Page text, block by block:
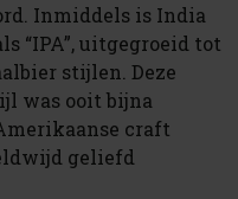
Inmiddels is India
“IPA”, uitgegroeid tot
stijlen. Deze
was ooit bijna
craft
geliefd